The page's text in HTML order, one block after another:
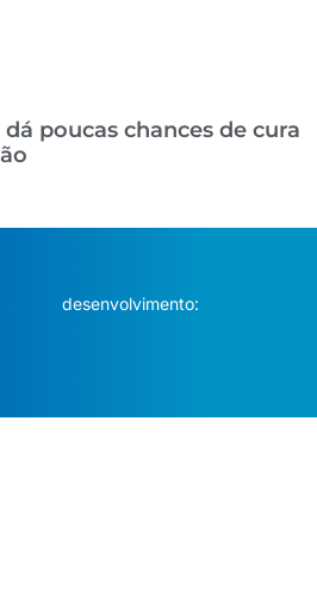
poucas chances de cura
desenvolvimento: